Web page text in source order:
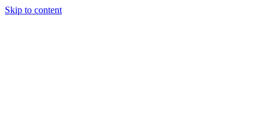
Skip to content